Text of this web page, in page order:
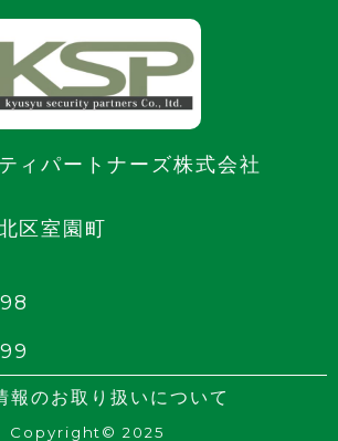
ィパートナーズ株式会社
区室園町
報のお取り扱いについて
Copyright© 2025